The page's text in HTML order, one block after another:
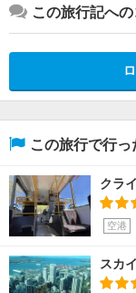
この旅行記への
この旅行で行っ
クラ
空港
スカ